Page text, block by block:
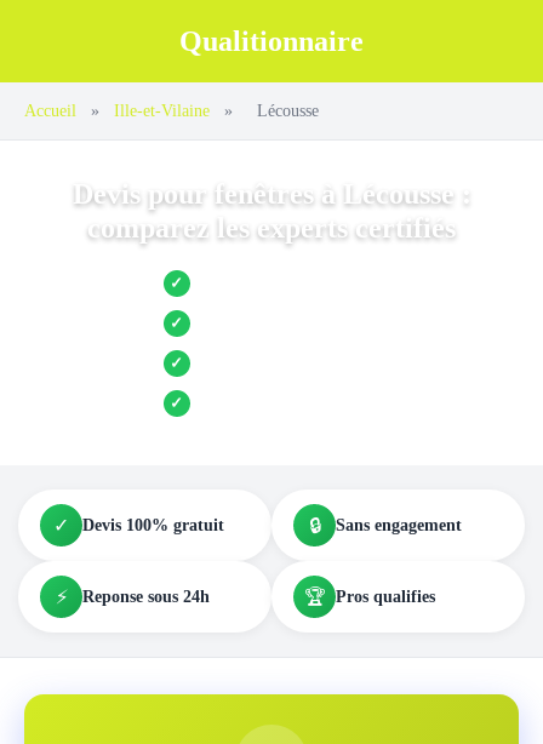
Qualitionnaire
Accueil » Ille-et-Vilaine » Lécousse
Devis pour fenêtres à Lécousse :
comparez les experts certifiés
✓ Jusqu’à 3 devis comparés
✓ Entreprises locales vérifiées
✓ Pose garantie
✓ Aides et primes incluses
✓ Devis 100% gratuit 🔒 Sans engagement
⚡ Reponse sous 24h 🏆 Pros qualifies